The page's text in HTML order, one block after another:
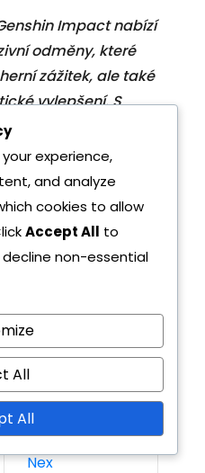
Impact nabízí
odměny, které
zážitek, ale také
vylepšení. S
zahrnuje jak
úrovně,
odměny získávat
výzev. Rarita a
odměn hrají
formování
Nex
experience,
and analyze
cookies to allow
Accept All to
non-essential
All
All